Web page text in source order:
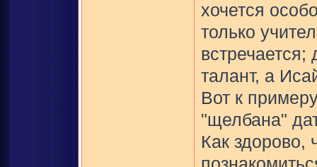
хочется
только
талант, а
Вот к
"щелбана"
Как здорово,